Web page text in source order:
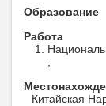
Образование
Работа
Китайская